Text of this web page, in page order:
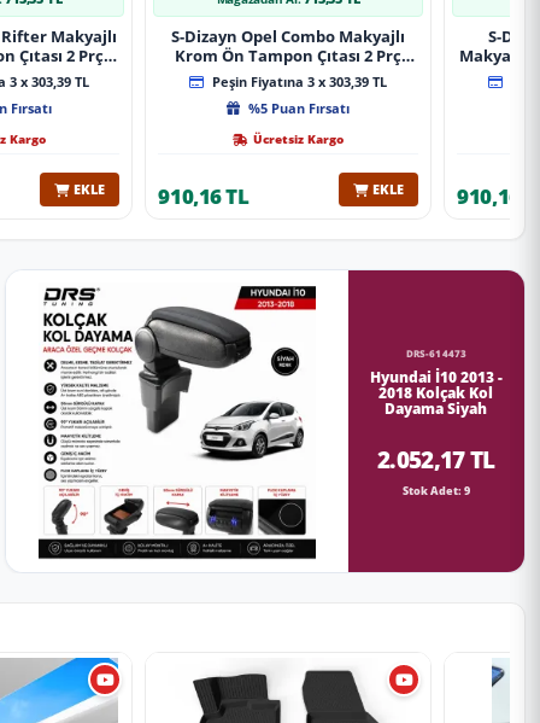
Makyajlı
Çıtası 2 Prç
Kalite
3 x 303,39 TL
Fırsatı
Kargo
EKLE
S-Dizayn Opel Combo Makyajlı
Krom Ön Tampon Çıtası 2 Prç
2023 Üzeri A+ Kalite
Peşin Fiyatına 3 x 303,39 TL
%5 Puan Fırsatı
Ücretsiz Kargo
910,16 TL EKLE
S-
Makyajlı
2 Prç
910,16
DRS-614473
Hyundai İ10 2013 -
2018 Kolçak Kol
Dayama Siyah
2.052,17 TL
Stok Adet: 9